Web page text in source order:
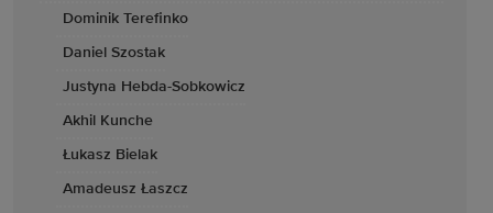
Dominik Terefinko
Daniel Szostak
Justyna Hebda-Sobkowicz
Akhil Kunche
Łukasz Bielak
Amadeusz Łaszcz